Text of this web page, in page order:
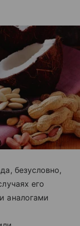
безусловно,
его
аналогами